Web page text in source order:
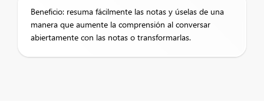
Beneficio: resuma fácilmente las notas y úselas de una
manera que aumente la comprensión al conversar
abiertamente con las notas o transformarlas.